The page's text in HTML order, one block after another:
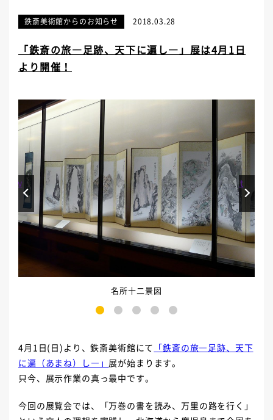
鉄斎美術館からのお知らせ 2018.03.28
「鉄斎の旅―足跡、天下に遍し―」展は4月1日
より開催！
名所十二景図
3 4 5
Prev Next
4月1日(日)より、鉄斎美術館にて 「鉄斎の旅―足跡、天下
に遍（あまね）し―」 展が始まります。
只今、展示作業の真っ最中です。
今回の展覧会では、「万巻の書を読み、万里の路を行く」